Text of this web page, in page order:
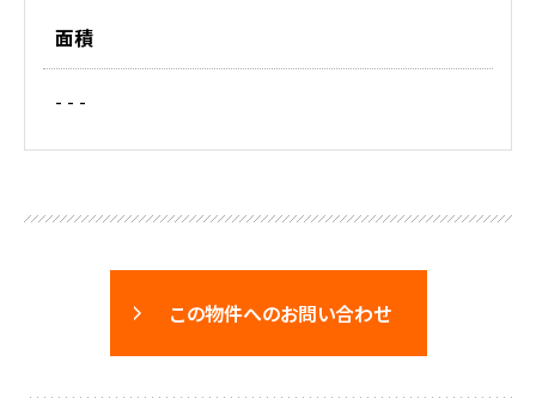
面積
- - -
この物件へのお問い合わせ